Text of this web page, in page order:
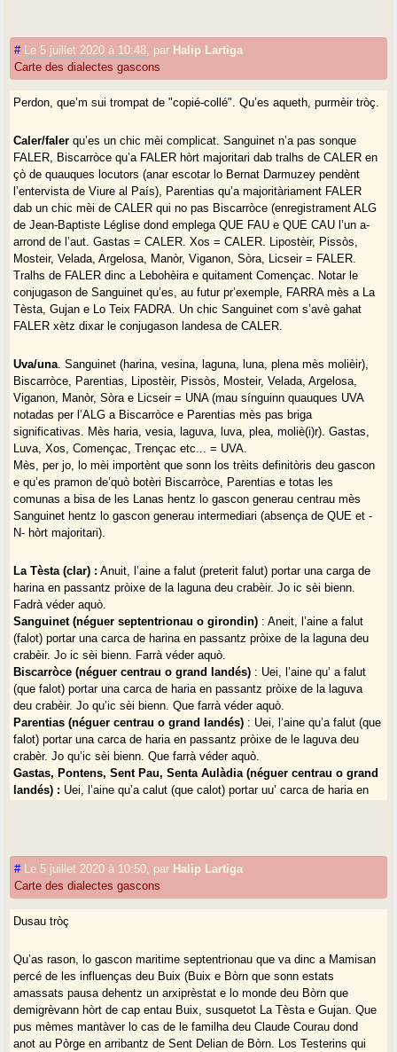
# Le 5 juillet 2020 à 10:48 par Halip Lartiga
Carte des dialectes gascons
Perdon, que’m sui trompat de "copié-collé". Qu’es aqueth, purmèir tròç.
Caler/faler qu’es un chic mèi complicat. Sanguinet n’a pas sonque
FALER, Biscarròce qu’a FALER hòrt majoritari dab tralhs de CALER en
çò de quauques locutors (anar escotar lo Bernat Darmuzey pendènt
l’entervista de Viure al País), Parentias qu’a majoritàriament FALER
dab un chic mèi de CALER qui no pas Biscarròce (enregistrament ALG
de Jean-Baptiste Léglise dond emplega QUE FAU e QUE CAU l’un a-
arrond de l’aut. Gastas = CALER. Xos = CALER. Lipostèir, Pissòs,
Mosteir, Velada, Argelosa, Manòr, Viganon, Sòra, Licseir = FALER.
Tralhs de FALER dinc a Lebohèira e quitament Començac. Notar le
conjugason de Sanguinet qu’es, au futur pr’exemple, FARRA mès a La
Tèsta, Gujan e Lo Teix FADRA. Un chic Sanguinet com s’avè gahat
FALER xètz dixar le conjugason landesa de CALER.
Uva/una . Sanguinet (harina, vesina, laguna, luna, plena mès molièir),
Biscarròce, Parentias, Lipostèir, Pissòs, Mosteir, Velada, Argelosa,
Viganon, Manòr, Sòra e Licseir = UNA (mau sínguinn quauques UVA
notadas per l’ALG a Biscarròce e Parentias mès pas briga
significativas. Mès haria, vesia, laguva, luva, plea, moliè(i)r). Gastas,
Luva, Xos, Començac, Trençac etc... = UVA.
Mès, per jo, lo mèi importènt que sonn los trèits definitòris deu gascon
e qu’es pramon de’quò botèri Biscarròce, Parentias e totas les
comunas a bisa de les Lanas hentz lo gascon generau centrau mès
Sanguinet hentz lo gascon generau intermediari (absença de QUE et -
N- hòrt majoritari).
La Tèsta (clar) : Anuit, l’aine a falut (preterit falut) portar una carga de
harina en passantz pròixe de la laguna deu crabèir. Jo ic sèi bienn.
Fadrà véder aquò.
Sanguinet (néguer septentrionau o girondin) : Aneit, l’aine a falut
(falot) portar una carca de harina en passantz pròixe de la laguna deu
crabèir. Jo ic sèi bienn. Farrà véder aquò.
Biscarròce (néguer centrau o grand landés) : Uei, l’aine qu’ a falut
(que falot) portar una carca de haria en passantz pròixe de la laguva
deu crabèir. Jo qu’ic sèi bienn. Que farrà véder aquò.
Parentias (néguer centrau o grand landés) : Uei, l’aine qu’a falut (que
falot) portar una carca de haria en passantz pròixe de le laguva deu
crabèr. Jo qu’ic sèi bienn. Que farrà véder aquò.
Gastas, Pontens, Sent Pau, Senta Aulàdia (néguer centrau o grand
landés) : Uei, l’aine qu’a calut (que calot) portar uu’ carca de haria en
qu’a calut (que calot) portar uu’ carca de haria en passantz pròixe de le
laguva deu crabèr. Jo qu’at sèi bienn. Que carrà véder aquò.
Biars (néguer mijornau o marancin)
passant(z) pròixe de le laguva deu crabèr. Jo (prononçat you) qu’at sèi
# Le 5 juillet 2020 à 10:50 par Halip Lartiga
Carte des dialectes gascons
Dusau tròç
Qu’as rason, lo gascon maritime septentrionau que va dinc a Mamisan
percé de les influenças deu Buix (Buix e Bòrn que sonn estats
amassats pausa dehentz un arxiprèstat e lo monde deu Bòrn que
demigrèvann hòrt de cap entau Buix, susquetot La Tèsta e Gujan. Que
pus mèmes mantàver lo cas de le familha deu Claude Courau dond
anot au Pòrge en arribantz de Sent Delian de Bòrn. Los Testerins qui